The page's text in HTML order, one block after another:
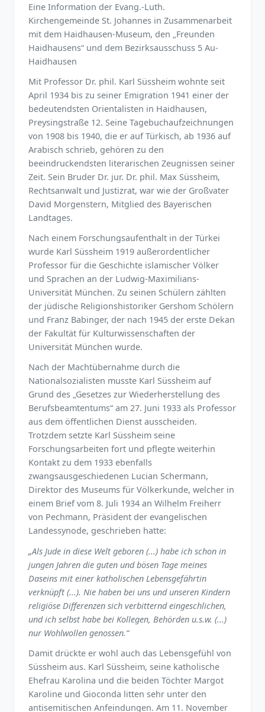
Eine Information der Evang.-Luth.
Kirchengemeinde St. Johannes in Zusammenarbeit
mit dem Haidhausen-Museum, den „Freunden
Haidhausens“ und dem Bezirksausschuss 5 Au-
Haidhausen
Mit Professor Dr. phil. Karl Süssheim wohnte seit
April 1934 bis zu seiner Emigration 1941 einer der
bedeutendsten Orientalisten in Haidhausen,
Preysingstraße 12. Seine Tagebuchaufzeichnungen
von 1908 bis 1940, die er auf Türkisch, ab 1936 auf
Arabisch schrieb, gehören zu den
beeindruckendsten literarischen Zeugnissen seiner
Zeit. Sein Bruder Dr. jur. Dr. phil. Max Süssheim,
Rechtsanwalt und Justizrat, war wie der Großvater
David Morgenstern, Mitglied des Bayerischen
Landtages.
Nach einem Forschungsaufenthalt in der Türkei
wurde Karl Süssheim 1919 außerordentlicher
Professor für die Geschichte islamischer Völker
und Sprachen an der Ludwig-Maximilians-
Universität München. Zu seinen Schülern zählten
der jüdische Religionshistoriker Gershom Schölern
und Franz Babinger, der nach 1945 der erste Dekan
der Fakultät für Kulturwissenschaften der
Universität München wurde.
Nach der Machtübernahme durch die
Nationalsozialisten musste Karl Süssheim auf
Grund des „Gesetzes zur Wiederherstellung des
Berufsbeamtentums“ am 27. Juni 1933 als Professor
aus dem öffentlichen Dienst ausscheiden.
Trotzdem setzte Karl Süssheim seine
Forschungsarbeiten fort und pflegte weiterhin
Kontakt zu dem 1933 ebenfalls
zwangsausgeschiedenen Lucian Schermann,
Direktor des Museums für Völkerkunde, welcher in
einem Brief vom 8. Juli 1934 an Wilhelm Freiherr
von Pechmann, Präsident der evangelischen
Landessynode, geschrieben hatte:
„Als Jude in diese Welt geboren (...) habe ich schon in
jungen Jahren die guten und bösen Tage meines
Daseins mit einer katholischen Lebensgefährtin
verknüpft (...). Nie haben bei uns und unseren Kindern
religiöse Differenzen sich verbitternd eingeschlichen,
und ich selbst habe bei Kollegen, Behörden u.s.w. (...)
nur Wohlwollen genossen.“
Damit drückte er wohl auch das Lebensgefühl von
Süssheim aus. Karl Süssheim, seine katholische
Ehefrau Karolina und die beiden Töchter Margot
Karoline und Gioconda litten sehr unter den
antisemitischen Anfeindungen. Am 11. November